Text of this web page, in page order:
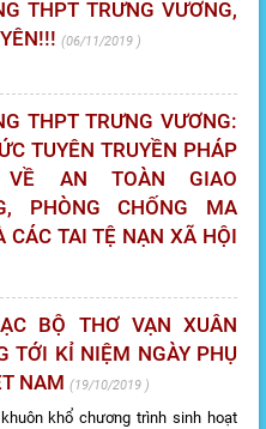
THPT TRƯNG VƯƠNG,
06/11/2019
THPT TRƯNG VƯƠNG:
TUYÊN TRUYỀN PHÁP
VỀ AN TOÀN GIAO
PHÒNG CHỐNG MA
CÁC TAI TỆ NẠN XÃ HỘI
BỘ THƠ VẠN XUÂN
TỚI KỈ NIỆM NGÀY PHỤ
NAM
19/10/2019
khổ chương trình sinh hoạt